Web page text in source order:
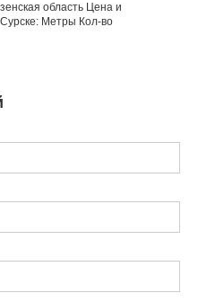
область Цена и
Метры Кол-во